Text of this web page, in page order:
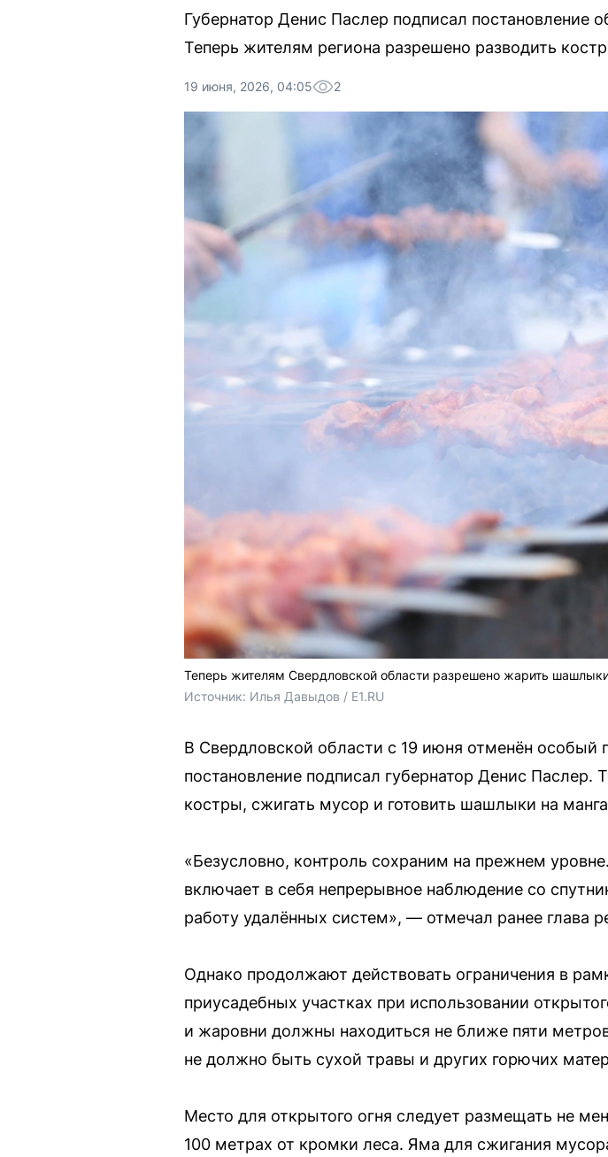
Губернатор Денис Паслер подписал постановление
Теперь жителям региона разрешено разводить
19 июня, 2026, 04:05 2
Теперь жителям Свердловской области разрешено жарить
Источник: Илья Давыдов / E1.RU
В Свердловской области с 19 июня отменён
постановление подписал губернатор Денис Паслер.
костры, сжигать мусор и готовить шашлыки на
«Безусловно, контроль сохраним на прежнем
включает в себя непрерывное наблюдение со
работу удалённых систем», — отмечал ранее глава
Однако продолжают действовать ограничения в
приусадебных участках при использовании
и жаровни должны находиться не ближе пяти
не должно быть сухой травы и других горючих
Место для открытого огня следует размещать не
100 метрах от кромки леса. Яма для сжигания